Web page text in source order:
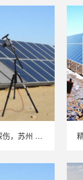
户外强光亦可探伤，苏州 LAILX LXG30 便携式 EL 检测仪重塑光伏组件无损检测标准